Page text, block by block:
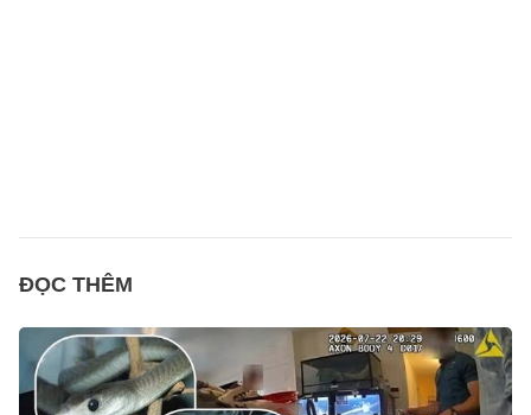
ĐỌC THÊM